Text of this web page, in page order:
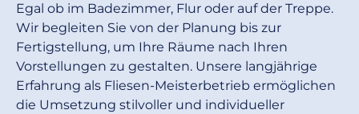
Egal ob im Badezimmer, Flur oder auf der Treppe.
Wir begleiten Sie von der Planung bis zur
Fertigstellung, um Ihre Räume nach Ihren
Vorstellungen zu gestalten. Unsere langjährige
Erfahrung als Fliesen-Meisterbetrieb ermöglichen
die Umsetzung stilvoller und individueller